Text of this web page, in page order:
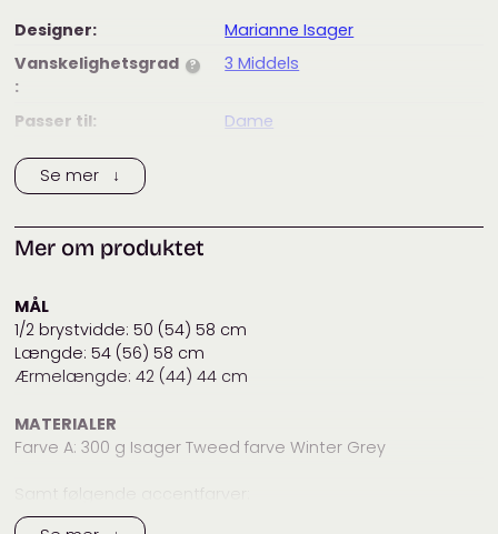
Designer:
Marianne Isager
Vanskelighetsgrad ?
:
3 Middels
Passer til:
Dame
Merke:
Tags:
Kategorier:
Se mer ↓
Mer om produktet
MÅL
1/2 brystvidde: 50 (54) 58 cm
Længde: 54 (56) 58 cm
Ærmelængde: 42 (44) 44 cm
MATERIALER
Farve A: 300 g Isager Tweed farve Winter Grey
Samt følgende accentfarver:
Farve B: 10 g Isager Highland farve Clay